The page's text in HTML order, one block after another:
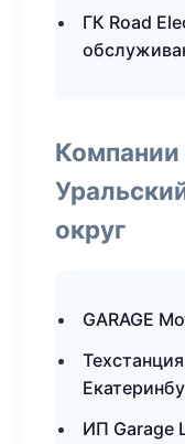
ГК Road
Компании
округ
GARAGE
ИП Garage